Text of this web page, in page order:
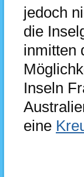
jedoch
die
inmitten
Inseln
eine